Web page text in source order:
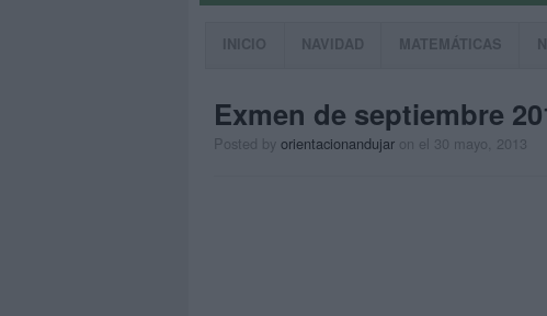
INICIO NAVIDAD MATEMÁTICAS
Exmen de septiembre
Posted by orientacionandujaron el 30 mayo, 2013